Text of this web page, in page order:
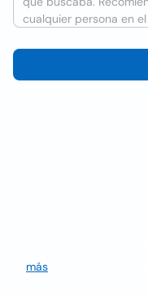
Utilizamos cookies para
más